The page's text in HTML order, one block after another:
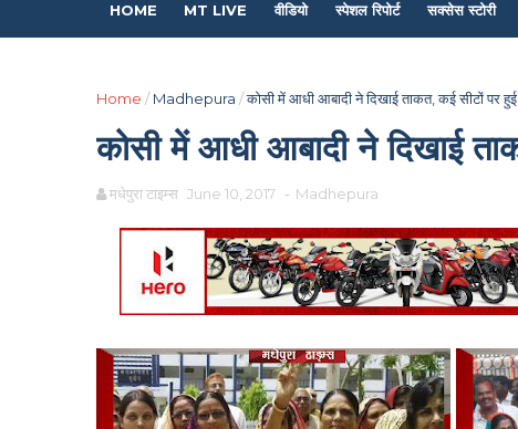
HOME MT LIVE वीडियो स्पेशल रिपोर्ट सक्सेस स्टोरी
Home / Madhepura /कोसी में आधी आबादी ने दिखाई ताकत, कई सीटों पर
कोसी में आधी आबादी ने दिखाई
मधेपुरा टाइम्स June 10, 2017 - Madhepura